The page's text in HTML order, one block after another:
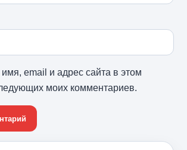
email и адрес сайта в этом
моих комментариев.